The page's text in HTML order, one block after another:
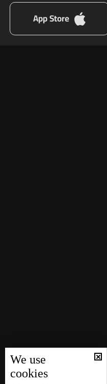
App Store
We use
cookies